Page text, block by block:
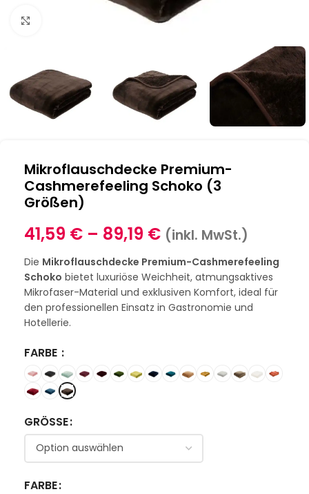
Klick zum Vergrößern
Mikroflauschdecke Premium-
Cashmerefeeling Schoko (3
Größen)
41,59 € – 89,19 € (inkl. MwSt.)
Die Mikroflauschdecke Premium-Cashmerefeeling
Schoko bietet luxuriöse Weichheit, atmungsaktives
Mikrofaser-Material und exklusiven Komfort, ideal für
den professionellen Einsatz in Gastronomie und
Hotellerie.
FARBE
GRÖSSE
FARBE